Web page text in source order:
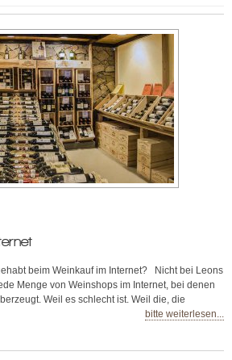
beim Weinkauf im Internet? Nicht bei Leons
Menge von Weinshops im Internet, bei denen
Weil es schlecht ist. Weil die, die
bitte weiterlesen...